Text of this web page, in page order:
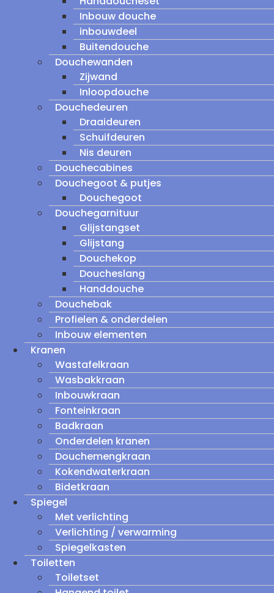
Inbouw douche
inbouwdeel
Buitendouche
Douchewanden
Zijwand
Inloopdouche
Douchedeuren
Draaideuren
Schuifdeuren
Nis deuren
Douchecabines
Douchegoot & putjes
Douchegoot
Douchegarnituur
Glijstangset
Glijstang
Douchekop
Doucheslang
Handdouche
Douchebak
Profielen & onderdelen
Inbouw elementen
Kranen
Wastafelkraan
Wasbakkraan
Inbouwkraan
Fonteinkraan
Badkraan
Onderdelen kranen
Douchemengkraan
Kokendwaterkraan
Bidetkraan
Spiegel
Met verlichting
Verlichting / verwarming
Spiegelkasten
Toiletten
Toiletset